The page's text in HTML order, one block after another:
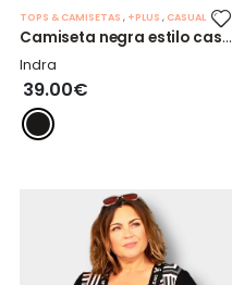
TOPS & CAMISETAS , +PLUS , CASUAL
Camiseta negra estilo casaca.
Indra
39.00€